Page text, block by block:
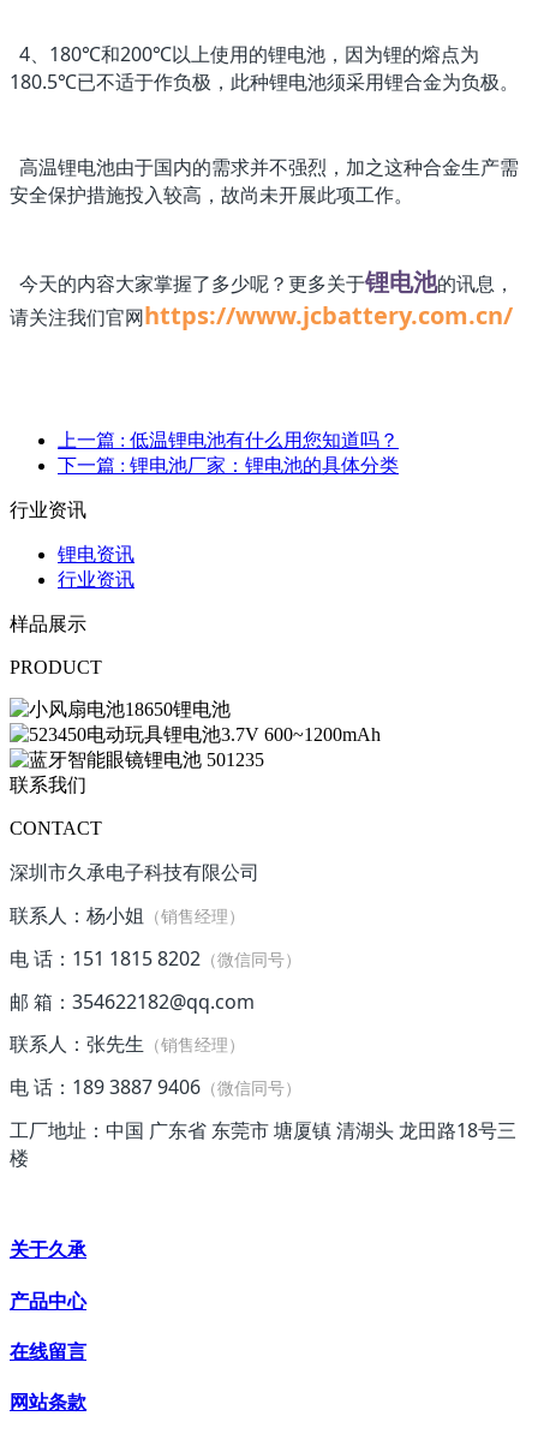
4、180℃和200℃以上使用的锂电池，因为锂的熔点为
180.5℃已不适于作负极，此种锂电池须采用锂合金为负极。
高温锂电池由于国内的需求并不强烈，加之这种合金生产需
安全保护措施投入较高，故尚未开展此项工作。
今天的内容大家掌握了多少呢？更多关于锂电池的讯息，
请关注我们官网https://www.jcbattery.com.cn/
上一篇 : 低温锂电池有什么用您知道吗？
下一篇 : 锂电池厂家：锂电池的具体分类
行业资讯
锂电资讯
行业资讯
样品展示
PRODUCT
联系我们
CONTACT
深圳市久承电子科技有限公司
联系人：杨小姐 （销售经理）
电 话：151 1815 8202 （微信同号）
邮 箱：354622182@qq.com
联系人：张先生 （销售经理）
电 话：189 3887 9406 （微信同号）
工厂地址：中国 广东省 东莞市 塘厦镇 清湖头 龙田路18号三
楼
关于久承
产品中心
在线留言
网站条款